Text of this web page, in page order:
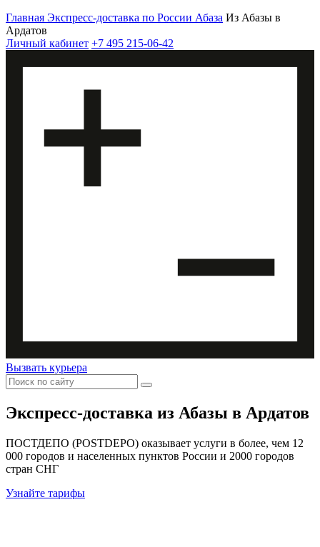
Главная Экспресс-доставка по России Абаза Из Абазы в
Ардатов
Личный кабинет +7 495 215-06-42
Вызвать курьера
Экспресс-доставка из Абазы в Ардатов
ПОСТДЕПО (POSTDEPO) оказывает услуги в более, чем 12
000 городов и населенных пунктов России и 2000 городов
стран СНГ
Узнайте тарифы